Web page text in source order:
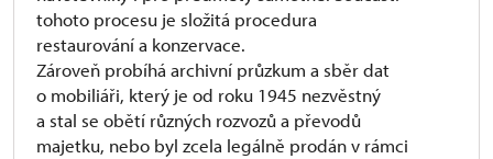
tohoto procesu je složitá procedura
restaurování a konzervace.
Zároveň probíhá archivní průzkum a sběr dat
o mobiliáři, který je od roku 1945 nezvěstný
a stal se obětí různých rozvozů a převodů
majetku, nebo byl zcela legálně prodán v rámci